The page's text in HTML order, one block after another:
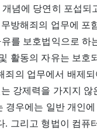
념에 당연히 포섭
방해죄의 업무에 포
를 보호법익으로
활동의 자유는 보
죄의 업무에서 배제
강제력을 가지지
경우에는 일반 개인
. 그리고 형법이 컴퓨